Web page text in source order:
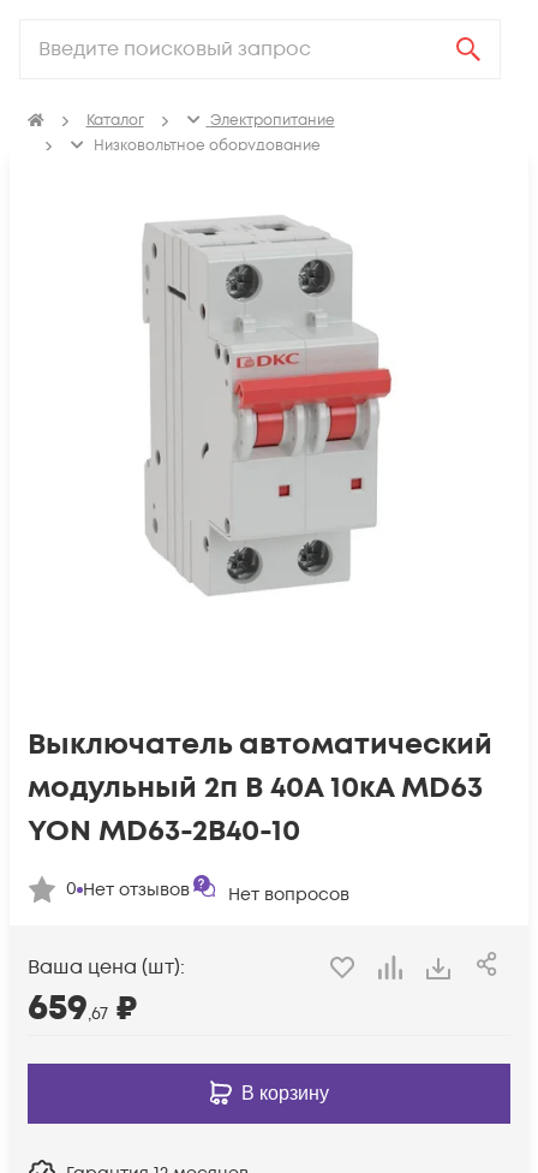
Каталог
Электропитание
Низковольтное оборудование
Выключатель автоматический
модульный 2п B 40А 10кА MD63
YON MD63-2B40-10
0 Нет отзывов Нет вопросов
Ваша цена (шт):
659,67 ₽
В корзину